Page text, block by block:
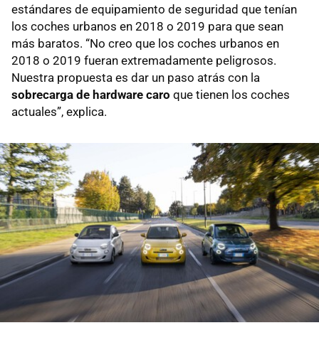
estándares de equipamiento de seguridad que tenían
los coches urbanos en 2018 o 2019 para que sean
más baratos. “No creo que los coches urbanos en
2018 o 2019 fueran extremadamente peligrosos.
Nuestra propuesta es dar un paso atrás con la
sobrecarga de hardware caro que tienen los coches
actuales”, explica.